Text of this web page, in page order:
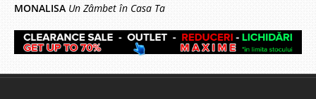
2.365 Lei
Pret Redus2.033 Lei
Indisponibil-Furnizor delistat
MONALISA Un Zâmbet în Casa Ta